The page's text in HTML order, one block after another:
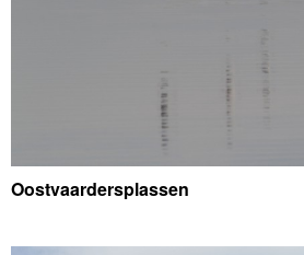
Oostvaardersplassen